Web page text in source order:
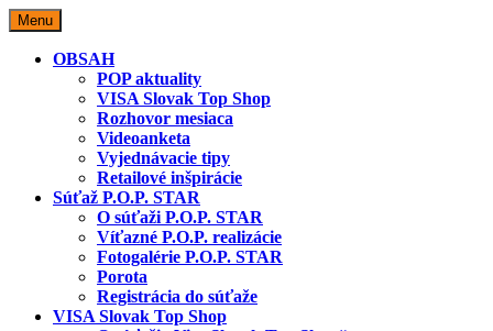
Skip
to
content
Menu
OBSAH
POP aktuality
VISA Slovak Top Shop
Rozhovor mesiaca
Videoanketa
Vyjednávacie tipy
Retailové inšpirácie
Súťaž P.O.P. STAR
O súťaži P.O.P. STAR
Víťazné P.O.P. realizácie
Fotogalérie P.O.P. STAR
Porota
Registrácia do súťaže
VISA Slovak Top Shop